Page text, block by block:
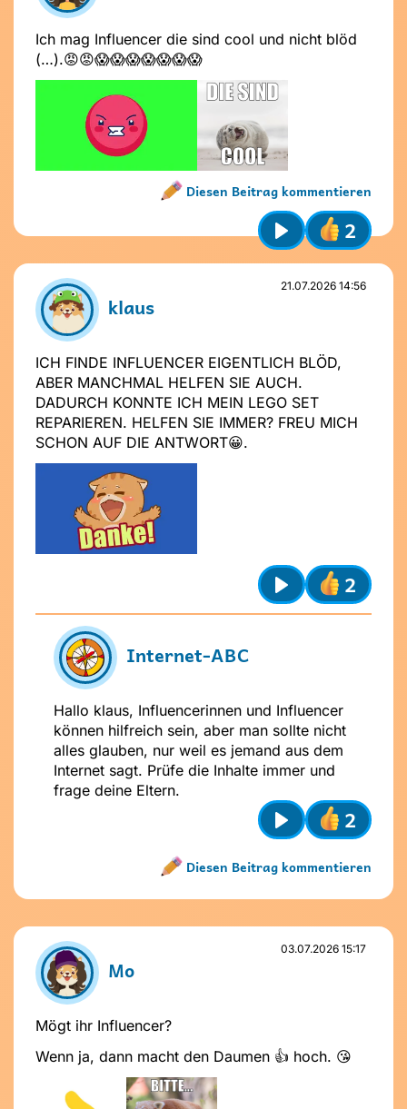
Absenden
vor dem Absendenfolgende
Ist mein Text freundlich und
Ist mein Beitrag für alle verständlich?
Möchte ich, dass andere das über
mich wissen?
Ich mag Influencer die sind cool und nicht blöd
(…).😡😡😱😱😱😱😱😱😱
Play
2
Diesen Beitrag kommentieren
Name nicht vergeben
Name und Avatar ändern
Absenden
Stelle dir vor dem Absenden
Fragen:
Ist mein Text freundlich und
respektvoll?
Ist mein Beitrag für alle verständlich?
Möchte ich, dass andere das über
klaus
21.07.2026 14:56
ICH FINDE INFLUENCER EIGENTLICH BLÖD,
ABER MANCHMAL HELFEN SIE AUCH.
DADURCH KONNTE ICH MEIN LEGO SET
REPARIEREN. HELFEN SIE IMMER? FREU MICH
SCHON AUF DIE ANTWORT😀.
Play
2
Internet-ABC
Hallo klaus, Influencerinnen und Influencer
können hilfreich sein, aber man sollte nicht
alles glauben, nur weil es jemand aus dem
Internet sagt. Prüfe die Inhalte immer und
frage deine Eltern.
Play
2
Diesen Beitrag kommentieren
Name nicht vergeben
Name und Avatar ändern
Mo
03.07.2026 15:17
Mögt ihr Influencer?
Wenn ja, dann macht den Daumen 👍 hoch. 😘